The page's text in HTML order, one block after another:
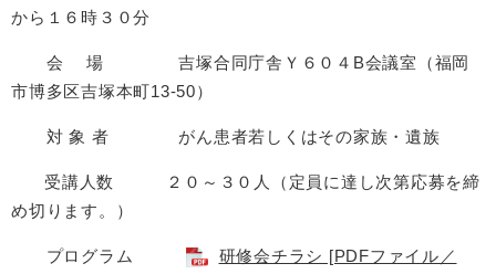
から１６時３０分
会 場 吉塚合同庁舎Ｙ６０４B会議室（福岡
市博多区吉塚本町13-50）
対 象 者 がん患者若しくはその家族・遺族
受講人数 ２０～３０人（定員に達し次第応募を締
め切ります。）
プログラム
研修会チラシ [PDFファイル／